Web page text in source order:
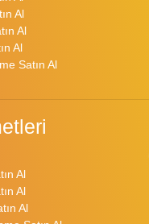
Al
Al
Al
Satın Al
Al
Al
Al